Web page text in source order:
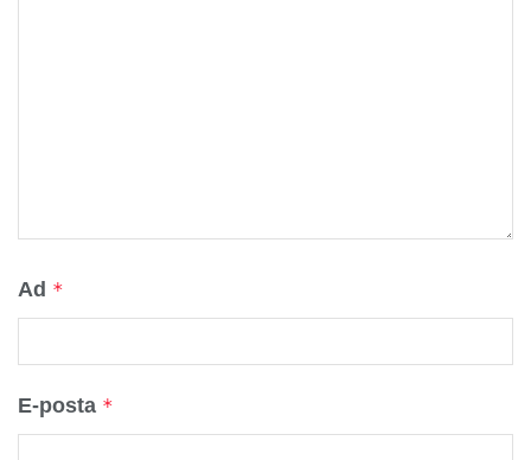
Ad *
E-posta *